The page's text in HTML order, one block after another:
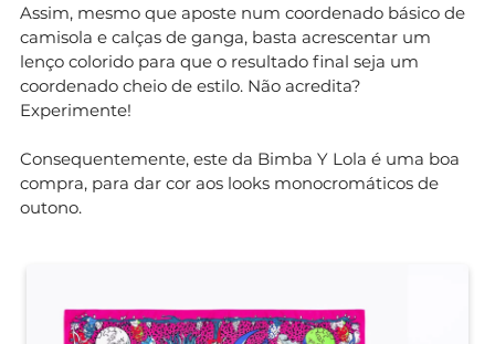
Assim, mesmo que aposte num coordenado básico de
camisola e calças de ganga, basta acrescentar um
lenço colorido para que o resultado final seja um
coordenado cheio de estilo. Não acredita?
Experimente!
Consequentemente, este da Bimba Y Lola é uma boa
compra, para dar cor aos looks monocromáticos de
outono.